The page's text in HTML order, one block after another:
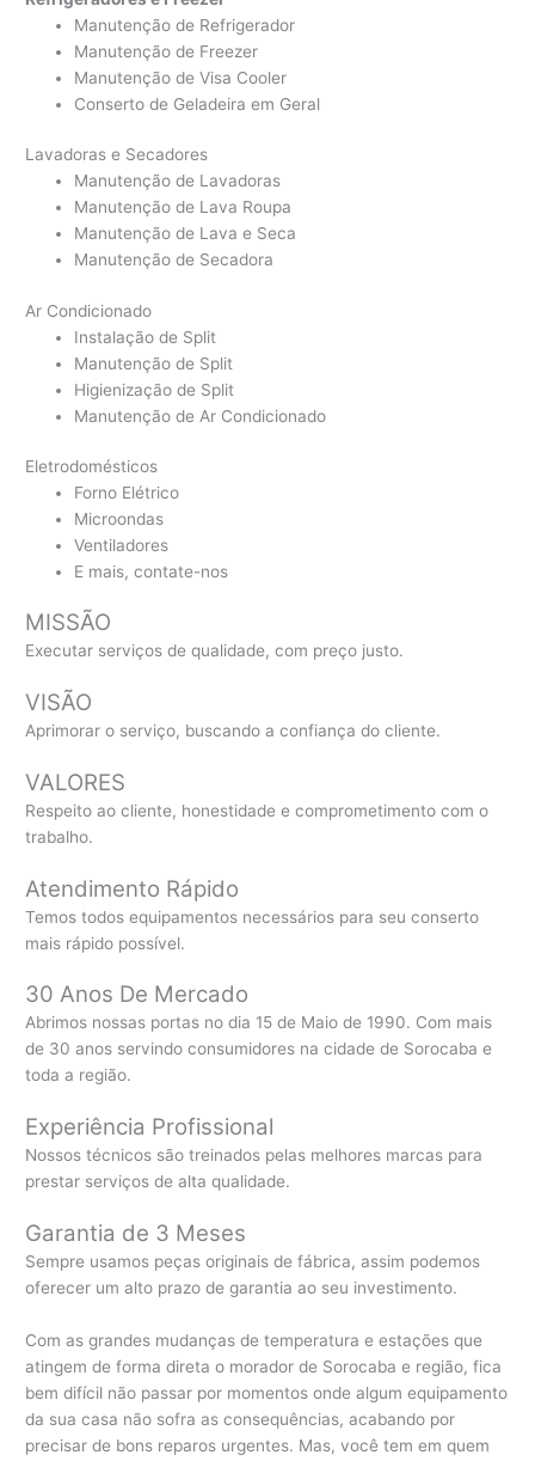
Manutenção de Refrigerador
Manutenção de Freezer
Manutenção de Visa Cooler
Conserto de Geladeira em Geral
Lavadoras e Secadores
Manutenção de Lavadoras
Manutenção de Lava Roupa
Manutenção de Lava e Seca
Manutenção de Secadora
Ar Condicionado
Instalação de Split
Manutenção de Split
Higienização de Split
Manutenção de Ar Condicionado
Eletrodomésticos
Forno Elétrico
Microondas
Ventiladores
E mais, contate-nos
MISSÃO
Executar serviços de qualidade, com preço justo.
VISÃO
Aprimorar o serviço, buscando a confiança do cliente.
VALORES
Respeito ao cliente, honestidade e comprometimento com o
trabalho.
Atendimento Rápido
Temos todos equipamentos necessários para seu conserto
mais rápido possível.
30 Anos De Mercado
Abrimos nossas portas no dia 15 de Maio de 1990. Com mais
de 30 anos servindo consumidores na cidade de Sorocaba e
toda a região.
Experiência Profissional
Nossos técnicos são treinados pelas melhores marcas para
prestar serviços de alta qualidade.
Garantia de 3 Meses
Sempre usamos peças originais de fábrica, assim podemos
oferecer um alto prazo de garantia ao seu investimento.
Com as grandes mudanças de temperatura e estações que
atingem de forma direta o morador de Sorocaba e região, fica
bem difícil não passar por momentos onde algum equipamento
da sua casa não sofra as consequências, acabando por
precisar de bons reparos urgentes. Mas, você tem em quem